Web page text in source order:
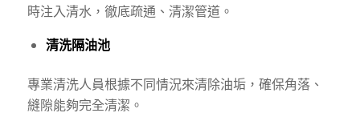
時注入清水，徹底疏通、清潔管道。
清洗隔油池
專業清洗人員根據不同情況來清除油垢，確保角落、
縫隙能夠完全清潔。